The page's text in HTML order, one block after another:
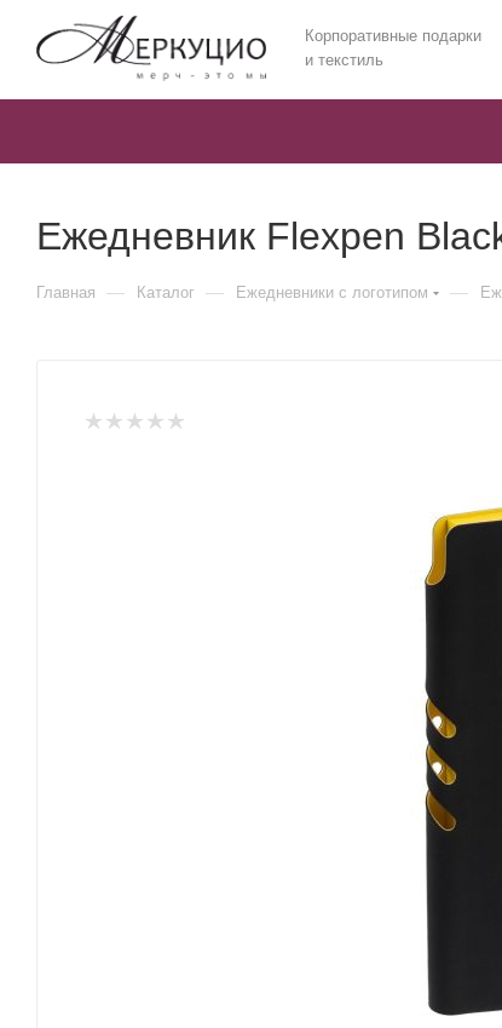
Корпоративные подарки
и текстиль
Ежедневник Flexpen
Главная — Каталог — Ежедневники c логотипом —